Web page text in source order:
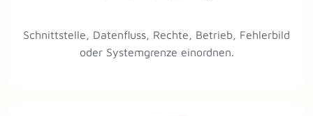
Schnittstelle, Datenfluss, Rechte, Betrieb, Fehlerbild
oder Systemgrenze einordnen.